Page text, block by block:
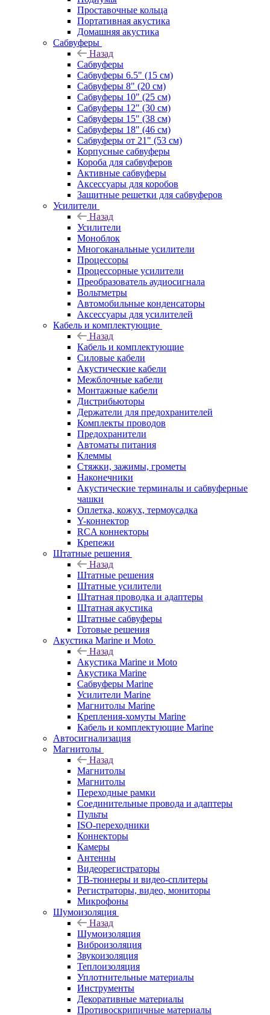
Проставочные кольца
Портативная акустика
Домашняя акустика
Сабвуферы
Назад
Сабвуферы
Сабвуферы 6.5" (15 см)
Сабвуферы 8" (20 см)
Сабвуферы 10" (25 см)
Сабвуферы 12" (30 см)
Сабвуферы 15" (38 см)
Сабвуферы 18" (46 см)
Сабвуферы от 21" (53 см)
Корпусные сабвуферы
Короба для сабвуферов
Активные сабвуферы
Аксессуары для коробов
Защитные решетки для сабвуферов
Усилители
Назад
Усилители
Моноблок
Многоканальные усилители
Процессоры
Процессорные усилители
Преобразователь аудиосигнала
Вольтметры
Автомобильные конденсаторы
Аксессуары для усилителей
Кабель и комплектующие
Назад
Кабель и комплектующие
Силовые кабели
Акустические кабели
Межблочные кабели
Монтажные кабели
Дистрибьюторы
Держатели для предохранителей
Комплекты проводов
Предохранители
Автоматы питания
Клеммы
Стяжки, зажимы, грометы
Наконечники
Акустические терминалы и сабвуферные
чашки
Оплетка, кожух, термоусадка
Y-коннектор
RCA коннекторы
Крепежи
Штатные решения
Назад
Штатные решения
Штатные усилители
Штатная проводка и адаптеры
Штатная акустика
Штатные сабвуферы
Готовые решения
Акустика Marine и Moto
Назад
Акустика Marine и Moto
Акустика Marine
Сабвуферы Marine
Усилители Marine
Магнитолы Marine
Крепления-хомуты Marine
Кабель и комплектующие Marine
Автосигнализация
Магнитолы
Назад
Магнитолы
Магнитолы
Переходные рамки
Соединительные провода и адаптеры
Пульты
ISO-переходники
Коннекторы
Камеры
Антенны
Видеорегистраторы
ТВ-тюннеры и видео-сплитеры
Регистраторы, видео, мониторы
Микрофоны
Шумоизоляция
Назад
Шумоизоляция
Виброизоляция
Звукоизоляция
Теплоизоляция
Уплотнительные материалы
Инструменты
Декоративные материалы
Противоскрипичные материалы